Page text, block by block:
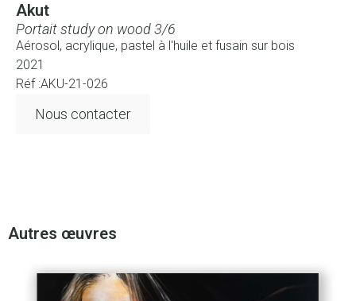
Akut
Portait study on wood 3/6
Aérosol, acrylique, pastel à l'huile et fusain sur bois
2021
Réf :AKU-21-026
Nous contacter
Autres œuvres